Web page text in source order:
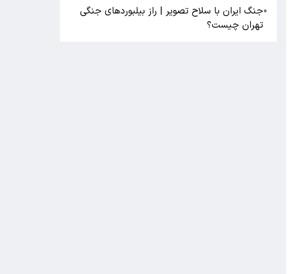
●جنگ ایران با سلاح تصویر | راز بیلبوردهای جنگی
تهران چیست؟